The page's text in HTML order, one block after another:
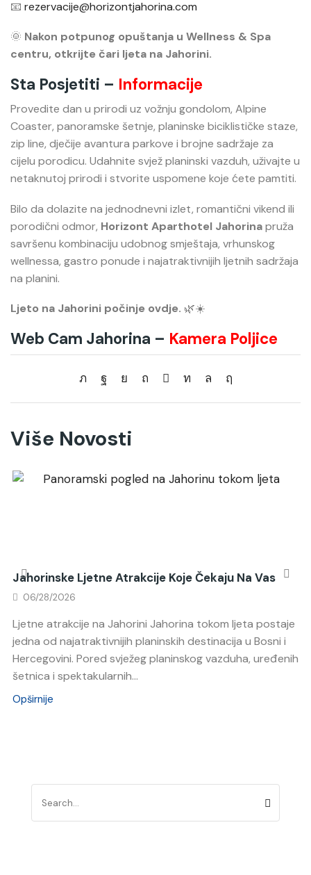
📧 rezervacije@horizontjahorina.com
🌞 Nakon potpunog opuštanja u Wellness & Spa
centru, otkrijte čari ljeta na Jahorini.
Sta Posjetiti – Informacije
Provedite dan u prirodi uz vožnju gondolom, Alpine
Coaster, panoramske šetnje, planinske biciklističke staze,
zip line, dječije avantura parkove i brojne sadržaje za
cijelu porodicu. Udahnite svjež planinski vazduh, uživajte u
netaknutoj prirodi i stvorite uspomene koje ćete pamtiti.
Bilo da dolazite na jednodnevni izlet, romantični vikend ili
porodični odmor, Horizont Aparthotel Jahorinapruža
savršenu kombinaciju udobnog smještaja, vrhunskog
wellnessa, gastro ponude i najatraktivnijih ljetnih sadržaja
na planini.
Ljeto na Jahorini počinje ovdje. 🌿☀️
Web Cam Jahorina – Kamera Poljice
Više Novosti
Jahorinske Ljetne Atrakcije Koje Čekaju Na Vas
06/28/2026
Ljetne atrakcije na Jahorini Jahorina tokom ljeta postaje
jedna od najatraktivnijih planinskih destinacija u Bosni i
Hercegovini. Pored svježeg planinskog vazduha, uređenih
šetnica i spektakularnih...
Opširnije